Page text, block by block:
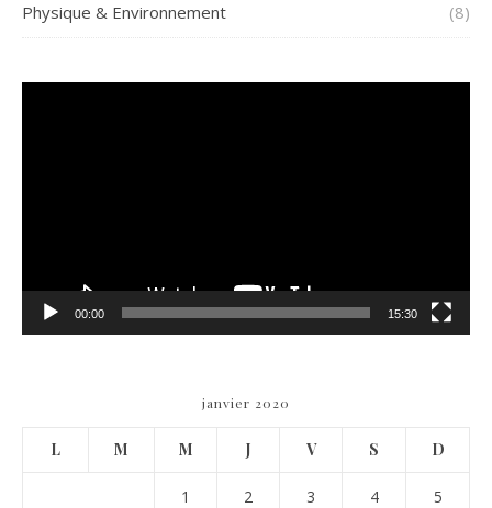
Physique & Environnement (8)
00:00 15:30
janvier 2020
L M M J V S D
1 2 3 4 5